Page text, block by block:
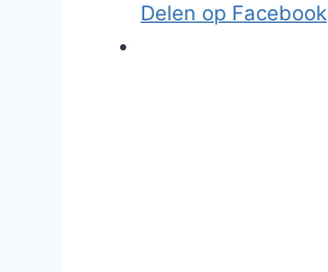
Delen op Facebook